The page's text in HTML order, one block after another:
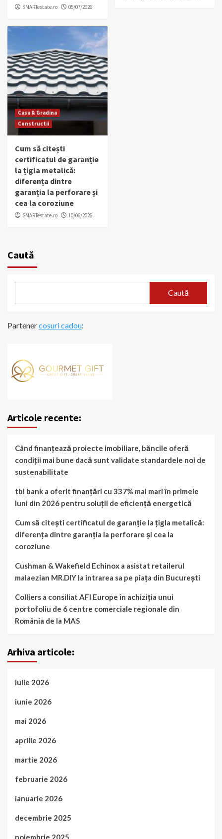
SMARTestate.ro 05/07/2026
Casa & Gradina
Constructii
Cum să citești
certificatul de garanție
la țigla metalică:
diferența dintre
garanția la perforare și
cea la coroziune
SMARTestate.ro 10/06/2026
Caută
Caută
Partenercosuri cadou:
Articole recente:
Când finanțează proiecte imobiliare, băncile oferă
condiții mai bune dacă sunt validate standardele noi de
sustenabilitate
tbi bank a oferit finanțări cu 337% mai mari în primele
luni din 2026 pentru soluții de eficiență energetică
Cum să citești certificatul de garanție la țigla metalică:
diferența dintre garanția la perforare și cea la
coroziune
Cushman & Wakefield Echinox a asistat retailerul
malaezian MR.DIY la intrarea sa pe piața din București
Colliers a consiliat AFI Europe în achiziția unui
portofoliu de 6 centre comerciale regionale din
România de la MAS
Arhiva articole:
iulie 2026
iunie 2026
mai 2026
aprilie 2026
martie 2026
februarie 2026
ianuarie 2026
decembrie 2025
noiembrie 2025